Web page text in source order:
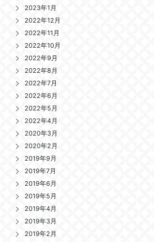
2023年1月
2022年12月
2022年11月
2022年10月
2022年9月
2022年8月
2022年7月
2022年6月
2022年5月
2022年4月
2020年3月
2020年2月
2019年9月
2019年7月
2019年6月
2019年5月
2019年4月
2019年3月
2019年2月